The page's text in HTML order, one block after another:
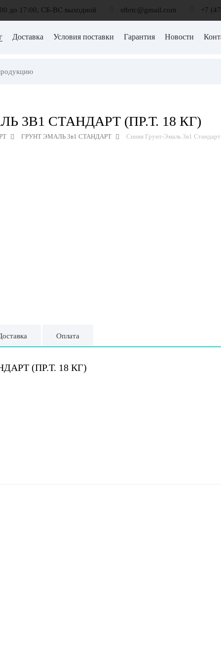
до 17:00, СБ-ВС выходной stbric@gmail.com +7
Доставка Условия поставки Гарантия Новости
3В1 СТАНДАРТ (ПР.Т. 18 КГ)
ГРУНТ ЭМАЛЬ 3в1 СТАНДАРТ Синяя Грунт-Эмаль 3в1 Стандарт
Оплата
(ПР.Т. 18 КГ)